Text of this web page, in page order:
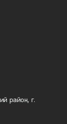
район, г.